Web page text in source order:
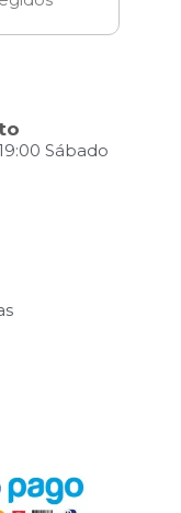
Sábado